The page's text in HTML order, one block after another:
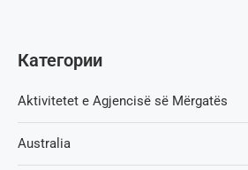
Категории
Aktivitetet e Agjencisë së Мërgatës
Australia